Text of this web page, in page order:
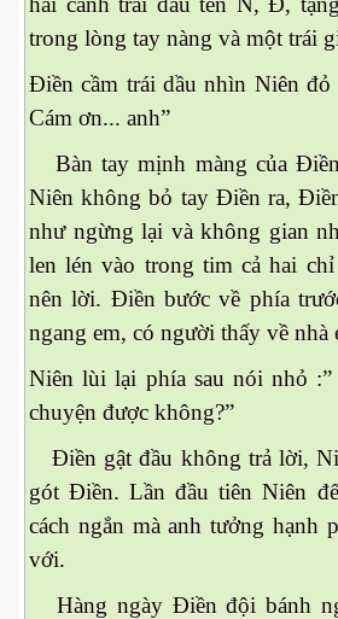
trong lòng tay nàng và một trái
Điền cầm trái dầu nhìn Niên đỏ
Cám ơn... anh”
Bàn tay mịnh màng của
Niên không bỏ tay Điền ra,
như ngừng lại và không gian
len lén vào trong tim cả hai
nên lời. Điền bước về phía
ngang em, có người thấy về nhà
Niên lùi lại phía sau nói nhỏ
chuyện được không?”
Điền gật đầu không trả lời,
gót Điền. Lần đầu tiên Niên
cách ngắn mà anh tưởng hạnh
với.
Hàng ngày Điền đội bánh
16
3
19
20
21